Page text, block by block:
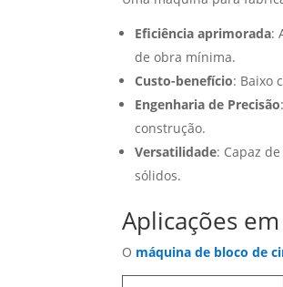
Eficiência aprimorada:
de obra mínima.
Custo-benefício: Baixo
Engenharia de Precisão
construção.
Versatilidade: Capaz
sólidos.
Aplicações
O máquina de bloco de